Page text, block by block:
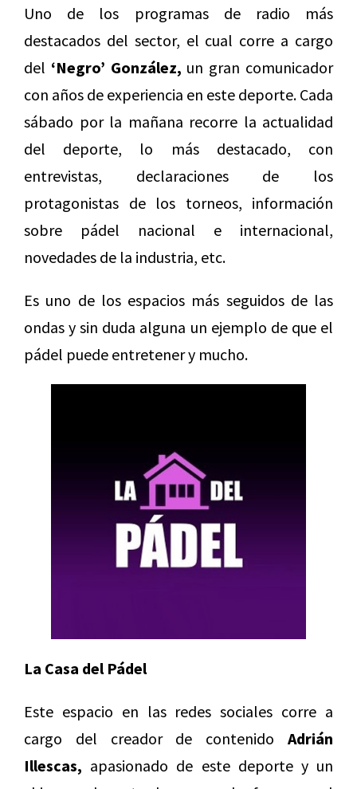
Uno de los programas de radio más
destacados del sector, el cual corre a cargo
del ‘Negro’ González, un gran comunicador
con años de experiencia en este deporte. Cada
sábado por la mañana recorre la actualidad
del deporte, lo más destacado, con
entrevistas, declaraciones de los
protagonistas de los torneos, información
sobre pádel nacional e internacional,
novedades de la industria, etc.
Es uno de los espacios más seguidos de las
ondas y sin duda alguna un ejemplo de que el
pádel puede entretener y mucho.
La Casa del Pádel
Este espacio en las redes sociales corre a
cargo del creador de contenido Adrián
Illescas, apasionado de este deporte y un